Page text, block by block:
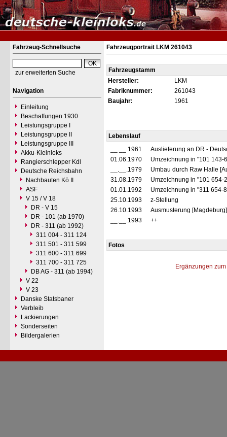
Fahrzeug-Schnellsuche
zur erweiterten Suche
Navigation
Einleitung
Beschaffungen 1930
Leistungsgruppe I
Leistungsgruppe II
Leistungsgruppe III
Akku-Kleinloks
Rangierschlepper Kdl
Deutsche Reichsbahn
Nachbauten Kö II
ASF
V 15 / V 18
DR - V 15
DR - 101 (ab 1970)
DR - 311 (ab 1992)
311 004 - 311 124
311 501 - 311 599
311 600 - 311 699
311 700 - 311 725
DB AG - 311 (ab 1994)
V 22
V 23
Danske Statsbaner
Verbleib
Lackierungen
Sonderseiten
Bildergalerien
Fahrzeugportrait LKM 261043
Fahrzeugstamm
Hersteller:
LKM
Fabriknummer:
261043
Baujahr:
1961
Lebenslauf
__.__.1961
Auslieferung an DR -
01.06.1970
Umzeichnung in "101 143-
__.__.1979
Umbau durch Raw Halle
31.08.1979
Umzeichnung in "101 654-
01.01.1992
Umzeichnung in "311 654-
25.10.1993
z-Stellung
26.10.1993
Ausmusterung [Magdeburg]
__.__.1993
++
Fotos
Ergänzungen